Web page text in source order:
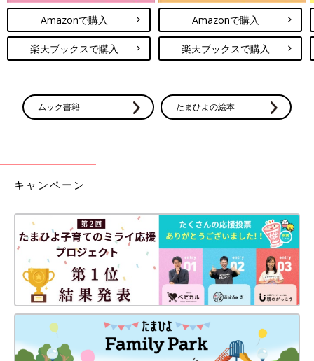
「夜中、何回も起きる」「寝つきが悪い」など子どもの睡眠で困
ったときは、おなかまわりをチェックして、おむつがきつくない
か確認してみてはどうでしょうか。今回の検証に協力した、大阪
大学大学院連合小児発達学研究科 毛利育子准教授は「睡眠は脳
ってきました。よい睡眠のためには環境も重要で、体に直接触れ
るおむつの装着感は、子どもにとって非常に重要な環境要因で
あります。
“マニュアルどおりにはいかない！” 低月
齢赤ちゃんのおむつ替えの困ったを解
決！【専門家】
赤ちゃんのお世話は、正しいやり方を教わって
いても、実際に子育てをし始めてみると “言わ
れていたとおりにできない！“ということが
多々あるもの。今回は、赤ちゃんが低月齢の時
期にありがちな“おむつ替えの、マニュアルど
おりにいかない！“について、助産師の中村真
奈美先生にアドバイスをもらいました。
Amazonで購入
楽天ブックスで購入
Amazonで購入
楽天ブックスで購入
ムック書籍 たまひよの絵本
キャンペーン